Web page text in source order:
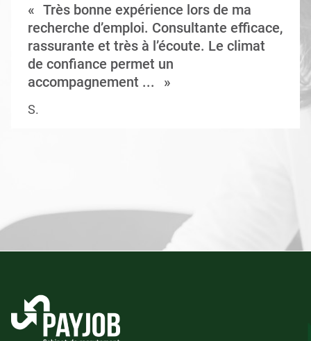
Très bonne expérience lors de ma
recherche d’emploi. Consultante efficace,
rassurante et très à l’écoute. Le climat
de confiance permet un
accompagnement ...
S.